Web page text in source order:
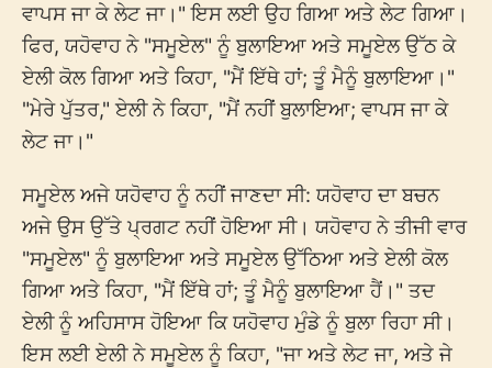
ਵਾਪਸ ਜਾ ਕੇ ਲੇਟ ਜਾ।" ਇਸ ਲਈ ਉਹ ਗਿਆ ਅਤੇ ਲੇਟ ਗਿਆ।
ਫਿਰ, ਯਹੋਵਾਹ ਨੇ "ਸਮੂਏਲ" ਨੂੰ ਬੁਲਾਇਆ ਅਤੇ ਸਮੂਏਲ ਉੱਠ ਕੇ
ਏਲੀ ਕੋਲ ਗਿਆ ਅਤੇ ਕਿਹਾ, "ਮੈਂ ਇੱਥੇ ਹਾਂ; ਤੂੰ ਮੈਨੂੰ ਬੁਲਾਇਆ।"
"ਮੇਰੇ ਪੁੱਤਰ," ਏਲੀ ਨੇ ਕਿਹਾ, "ਮੈਂ ਨਹੀਂ ਬੁਲਾਇਆ; ਵਾਪਸ ਜਾ ਕੇ
ਲੇਟ ਜਾ।"
ਸਮੂਏਲ ਅਜੇ ਯਹੋਵਾਹ ਨੂੰ ਨਹੀਂ ਜਾਣਦਾ ਸੀ: ਯਹੋਵਾਹ ਦਾ ਬਚਨ
ਅਜੇ ਉਸ ਉੱਤੇ ਪ੍ਰਗਟ ਨਹੀਂ ਹੋਇਆ ਸੀ। ਯਹੋਵਾਹ ਨੇ ਤੀਜੀ ਵਾਰ
"ਸਮੂਏਲ" ਨੂੰ ਬੁਲਾਇਆ ਅਤੇ ਸਮੂਏਲ ਉੱਠਿਆ ਅਤੇ ਏਲੀ ਕੋਲ
ਗਿਆ ਅਤੇ ਕਿਹਾ, "ਮੈਂ ਇੱਥੇ ਹਾਂ; ਤੂੰ ਮੈਨੂੰ ਬੁਲਾਇਆ ਹੈਂ।" ਤਦ
ਏਲੀ ਨੂੰ ਅਹਿਸਾਸ ਹੋਇਆ ਕਿ ਯਹੋਵਾਹ ਮੁੰਡੇ ਨੂੰ ਬੁਲਾ ਰਿਹਾ ਸੀ।
ਇਸ ਲਈ ਏਲੀ ਨੇ ਸਮੂਏਲ ਨੂੰ ਕਿਹਾ, "ਜਾ ਅਤੇ ਲੇਟ ਜਾ, ਅਤੇ ਜੇ